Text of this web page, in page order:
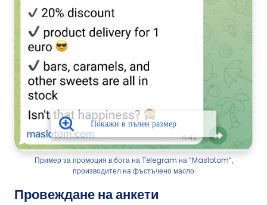
Пример за промоция в бота на Telegram на “Maslotom”,
производител на фъстъчено масло
Провеждане на анкети